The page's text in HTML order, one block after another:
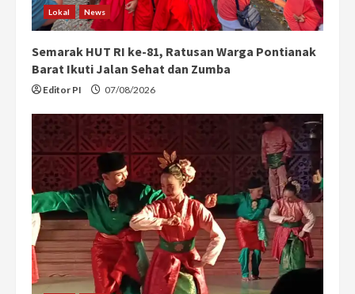
n
g
Lokal News
Semarak HUT RI ke-81, Ratusan Warga Pontianak
Barat Ikuti Jalan Sehat dan Zumba
Editor PI 07/08/2026